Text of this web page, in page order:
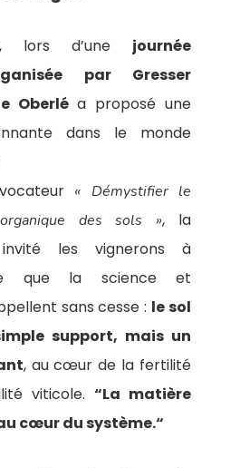
lors d’une journée
par Gresser
Oberléa proposé une
dans le monde
« Démystifier le
des sols », la
les vignerons à
que la science et
sans cesse : le sol
support, mais un
, au cœur de la fertilité
viticole.“La matière
cœur du système.“